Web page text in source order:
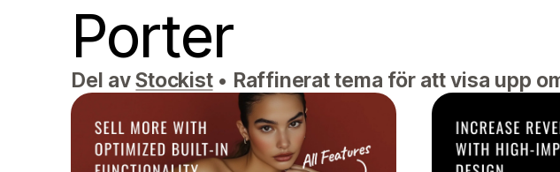
Porter
Del avStockist • Raffinerat tema för att visa upp